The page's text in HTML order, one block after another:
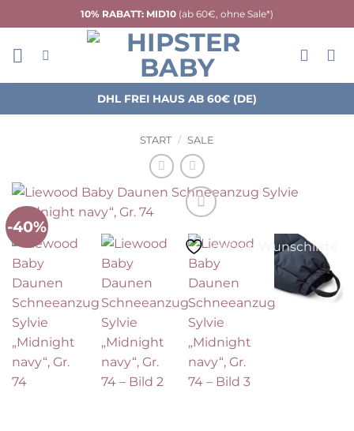
Inhalt
springen
10% RABATT: MID10 (ab 60€, ohne Sale*)
DHL FREI HAUS AB 60€ (DE)
START / SALE
-40%
Auf die Wunschliste